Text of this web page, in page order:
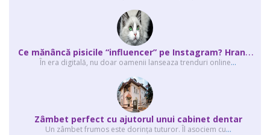
C
e mănâncă pisicile “influencer” pe Instagram? Hrana lor virală
În era digitală, nu doar oamenii lanseaza trenduri online...
Zâmbet perfect cu ajutorul unui cabinet dentar
Un zâmbet frumos este dorința tuturor. Îl asociem cu...